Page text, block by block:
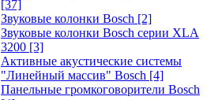
[37]
Звуковые колонки Bosch [2]
Звуковые колонки Bosch серии XLA
3200 [3]
Активные акустические системы
"Линейный массив" Bosch [4]
Панельные громкоговорители Bosch